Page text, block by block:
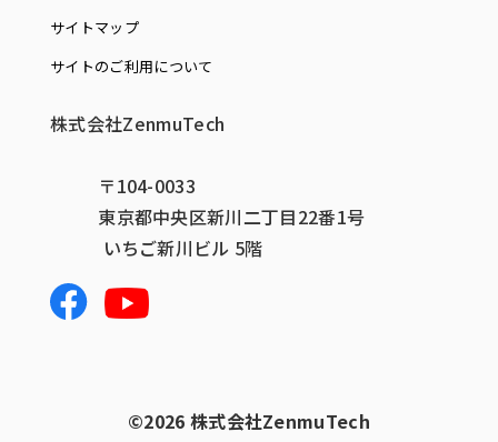
サイトマップ
サイトのご利用について
株式会社ZenmuTech
〒104-0033
東京都中央区新川二丁目22番1号
いちご新川ビル 5階
©️2026 株式会社ZenmuTech